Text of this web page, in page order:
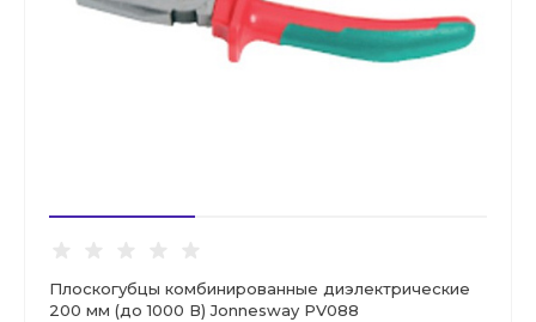
Плоскогубцы комбинированные диэлектрические
200 мм (до 1000 В) Jonnesway PV088